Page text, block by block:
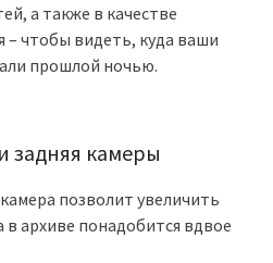
а также в качестве
– чтобы видеть, куда ваши
прошлой ночью.
задняя камеры
позволит увеличить
в архиве понадобится вдвое